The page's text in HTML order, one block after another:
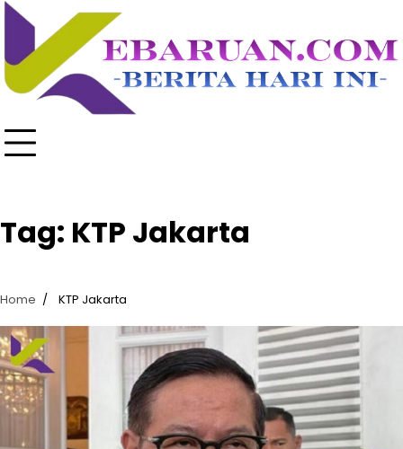
Skip
content
Tag: KTP Jakarta
Home KTP Jakarta